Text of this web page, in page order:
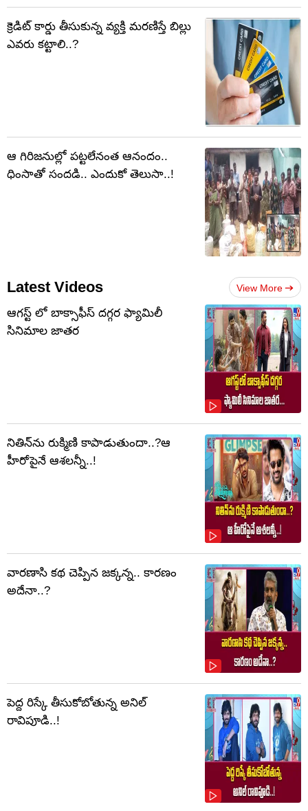
క్రెడిట్ కార్డు తీసుకున్న వ్యక్తి మరణిస్తే బిల్లు
ఎవరు కట్టాలి..?
ఆ గిరిజనుల్లో పట్టలేనంత ఆనందం..
ధింసాతో సందడి.. ఎందుకో తెలుసా..!
Latest Videos View More
ఆగస్ట్ లో బాక్సాఫీస్ దగ్గర ఫ్యామిలీ
సినిమాల జాతర
నితిన్‌ను రుక్మిణి కాపాడుతుందా..?ఆ
హీరోపైనే ఆశలన్నీ..!
వారణాసి కథ చెప్పిన జక్కన్న.. కారణం
అదేనా..?
పెద్ద రిస్కే తీసుకోబోతున్న అనిల్
రావిపూడి..!